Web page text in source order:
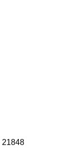
21848